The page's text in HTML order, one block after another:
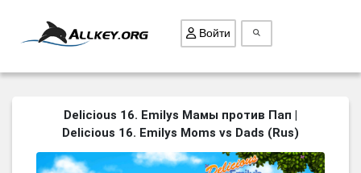
ВСЕ ИГРЫ
ПОИСК ПРЕДМЕТОВ
ГОЛОВОЛОМКИ
Войти
Delicious 16. Emilys Мамы против Пап |
Delicious 16. Emilys Moms vs Dads (Rus)